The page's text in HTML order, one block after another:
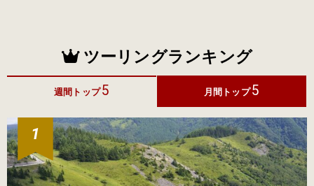
ツーリングランキング
週間トップ5 月間トップ 5